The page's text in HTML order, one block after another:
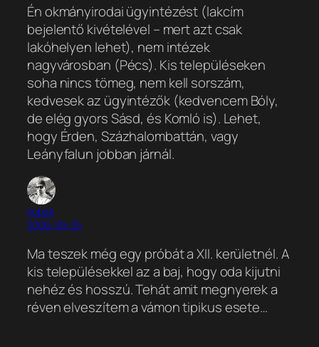
Én okmányirodai ügyintézést (lakcím
bejelentő kivételével – mert azt csak
lakóhelyen lehet), nem intézek
nagyvárosban (Pécs). Kis településeken
soha nincs tömeg, nem kell sorszám,
kedvesek az ügyintézők (kedvencem Bóly,
de elég gyors Sásd, és Komló is). Lehet,
hogy Érden, Százhalombattán, vagy
Leányfalun jobban járnál.
kobak
2006-09-25
Ma teszek még egy próbát a XII. kerületnél. A
kis településekkel az a baj, hogy oda kijutni
nehéz és hosszú. Tehát amit megnyerek a
réven elveszítem a vámon tipikus esete…